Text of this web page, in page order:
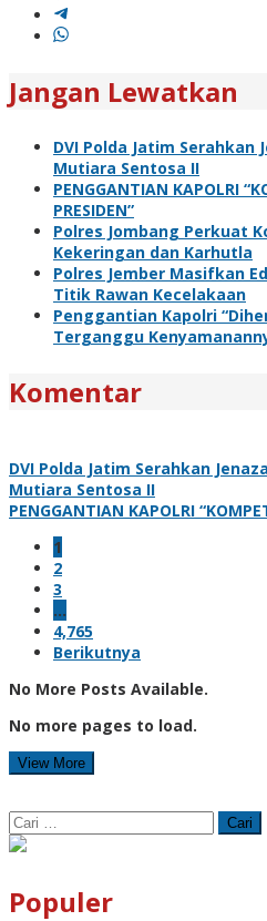
Jangan Lewatkan
DVI Polda Jatim Serahkan
Mutiara Sentosa II
PENGGANTIAN KAPOLRI
PRESIDEN”
Polres Jombang Perkuat
Kekeringan dan Karhutla
Polres Jember Masifkan
Titik Rawan Kecelakaan
Penggantian Kapolri
Terganggu
Komentar
DVI Polda Jatim Serahkan
Mutiara Sentosa II
PENGGANTIAN KAPOLRI
1
2
3
…
4,765
Berikutnya
No More Posts Available.
No more pages to load.
View More
Cari
untuk:
Populer